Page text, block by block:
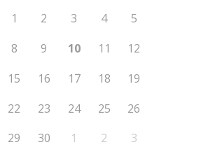
1 2 3 4
5
8 9 10 11
12
15 16 17 18
19
22 23 24 25
26
29 30 1 2 3